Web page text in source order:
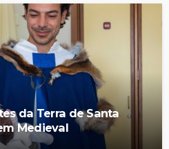
da Terra de Santa
Medieval